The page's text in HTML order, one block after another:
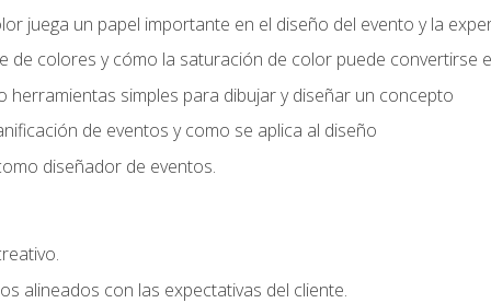
juega un papel importante en el diseño del evento y la
de colores y cómo la saturación de color puede convertirse
herramientas simples para dibujar y diseñar un concepto
de eventos y como se aplica al diseño
diseñador de eventos.
alineados con las expectativas del cliente.